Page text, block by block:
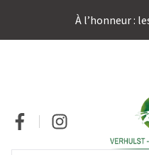
contenu
À l’honneur :
Social